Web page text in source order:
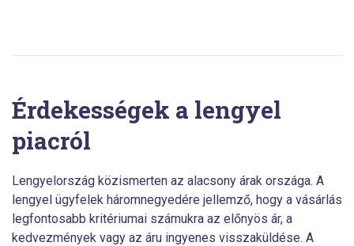
Érdekességek a lengyel
piacról
Lengyelország közismerten az alacsony árak országa. A
lengyel ügyfelek háromnegyedére jellemző, hogy a vásárlás
legfontosabb kritériumai számukra az előnyös ár, a
kedvezmények vagy az áru ingyenes visszaküldése. A